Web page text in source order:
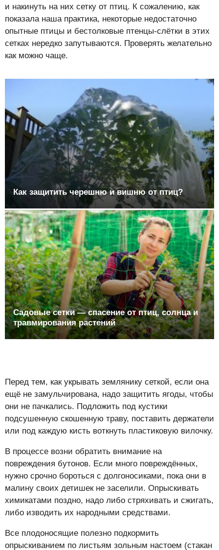
и накинуть на них сетку от птиц. К сожалению, как
показала наша практика, некоторые недостаточно
опытные птицы и бестолковые птенцы-слётки в этих
сетках нередко запутываются. Проверять желательно
как можно чаще.
Как защитить черешню и вишню от птиц?
Садовые сетки — спасение от птиц, солнца и
травмирования растений
Перед тем, как укрывать землянику сеткой, если она
ещё не замульчирована, надо защитить ягоды, чтобы
они не пачкались. Подложить под кустики
подсушенную скошенную траву, поставить держатели
или под каждую кисть воткнуть пластиковую вилочку.
В процессе возни обратить внимание на
повреждения бутонов. Если много повреждённых,
нужно срочно бороться с долгоносиками, пока они в
малину своих детишек не заселили. Опрыскивать
химикатами поздно, надо либо стряхивать и сжигать,
либо изводить их народными средствами.
Все плодоносящие полезно подкормить
опрыскиванием по листьям зольным настоем (стакан